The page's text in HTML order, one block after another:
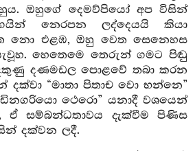
ඔහුගේ දෙමව්පියෝ අප විසින්
නෙරපන ලද්දෙයයි කියා
නො එළඹ, ඔහු වෙත සෙනෙහස
හෙතෙමෙ තෙරුන් ගමට පිඬු
දණමඩල පොළවේ තබා කරන
“මාතා පිතාච වො භන්නෙ”
ථෙරො” යනාදී වශයෙන්
ඒ සම්බන්ධතාවය දැක්වීම පිණිස
දක්වන ලදී.